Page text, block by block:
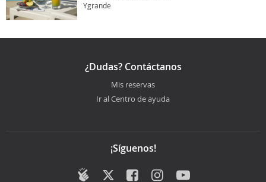
Ygrande
¿Dudas? Contáctanos
Mis reservas
Ir al Centro de ayuda
¡Síguenos!